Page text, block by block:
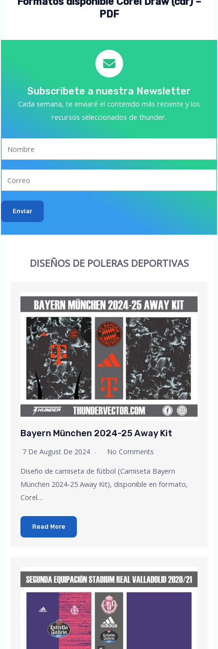
PDF
Subscribete a nuestra Newsletter
Cada semana, te enviaré el contenido más reciente y los
recursos seleccionados de thunder.
Enviar
DISEÑOS DE POLERAS DEPORTIVAS
Bayern München 2024-25 Away Kit
7 De August De 2024 No Comments
Diseño de camiseta de fútbol (Camiseta Bayern
München 2024-25 Away Kit), disponible en formato,
Corel…
Read More